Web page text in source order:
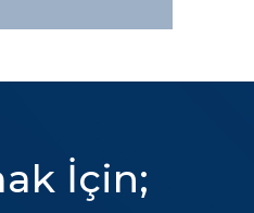
İçin;